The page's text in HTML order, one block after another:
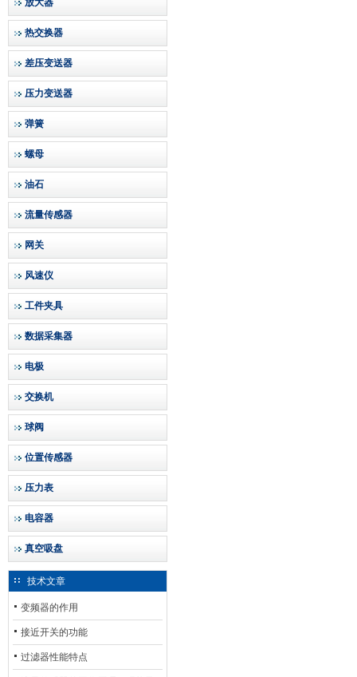
放大器
热交换器
差压变送器
压力变送器
弹簧
螺母
油石
流量传感器
网关
风速仪
工件夹具
数据采集器
电极
交换机
球阀
位置传感器
压力表
电容器
真空吸盘
技术文章
变频器的作用
接近开关的功能
过滤器性能特点